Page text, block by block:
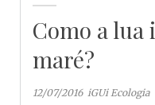
Como a lua
maré?
12/07/2016 iGUi Ecologia